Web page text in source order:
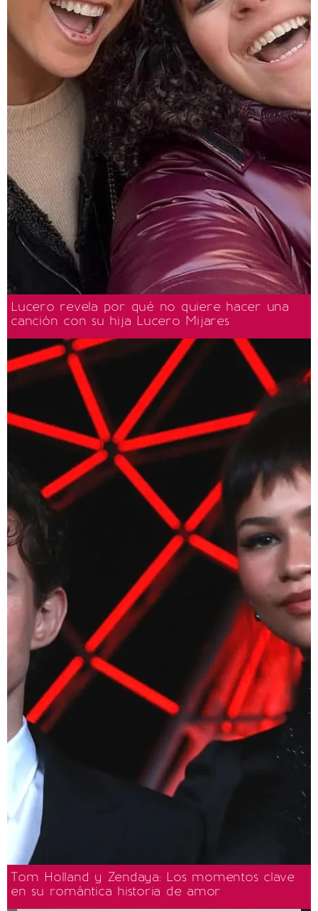
Lucero revela por qué no quiere hacer una
canción con su hija Lucero Mijares
Tom Holland y Zendaya: Los momentos clave
en su romántica historia de amor